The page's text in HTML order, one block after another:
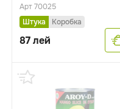
Арт 70025
Штука
Коробка
87лей